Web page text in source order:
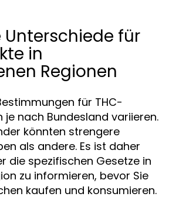
Unterschiede für
in
Regionen
für THC-
je nach Bundesland variieren.
könnten strengere
als andere. Es ist daher
die spezifischen Gesetze in
zu informieren, bevor Sie
kaufen und konsumieren.